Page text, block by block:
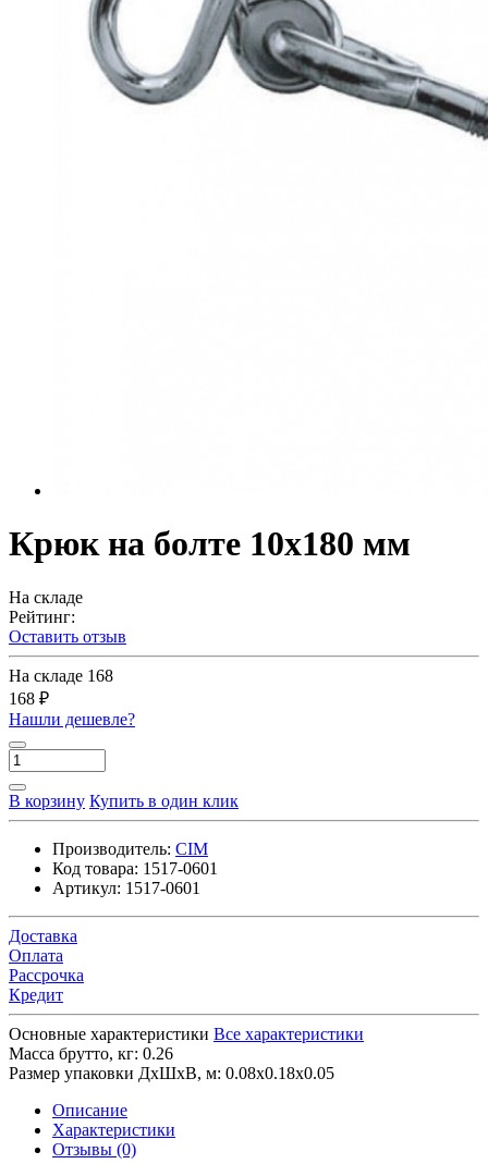
Крюк на болте 10х180 мм
На складе
Рейтинг:
Оставить отзыв
На складе 168
168 ₽
Нашли дешевле?
В корзину Купить в один клик
Производитель: CIM
Код товара: 1517-0601
Артикул: 1517-0601
Доставка
Оплата
Рассрочка
Кредит
Основные характеристики Все характеристики
Масса брутто, кг: 0.26
Размер упаковки ДхШхВ, м: 0.08x0.18x0.05
Описание
Характеристики
Отзывы (0)